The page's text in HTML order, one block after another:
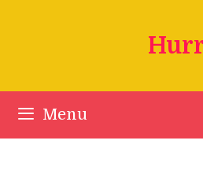
Menu